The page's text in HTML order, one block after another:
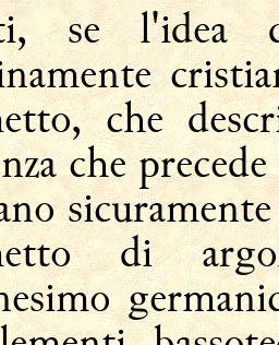
se l'idea
che
che
di